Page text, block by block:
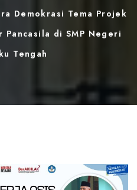
Demokrasi Tema Projek
di SMP Negeri
Tengah